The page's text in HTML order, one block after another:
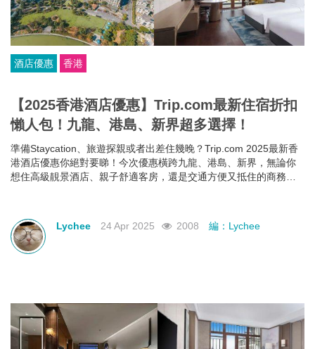
酒店優惠 香港
【2025香港酒店優惠】Trip.com最新住宿折扣
懶人包！九龍、港島、新界超多選擇！
準備Staycation、旅遊探親或者出差住幾晚？Trip.com 2025最新香
港酒店優惠你絕對要睇！今次優惠橫跨九龍、港島、新界，無論你
想住高級靚景酒店、親子舒適客房，還是交通方便又抵住的商務型
Lychee
24 Apr 2025 2008 編：Lychee